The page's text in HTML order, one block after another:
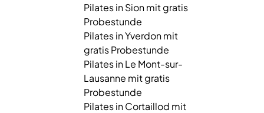
Pilates in Sion mit gratis
Probestunde
Pilates in Yverdon mit
gratis Probestunde
Pilates in Le Mont-sur-
Lausanne mit gratis
Probestunde
Pilates in Cortaillod mit